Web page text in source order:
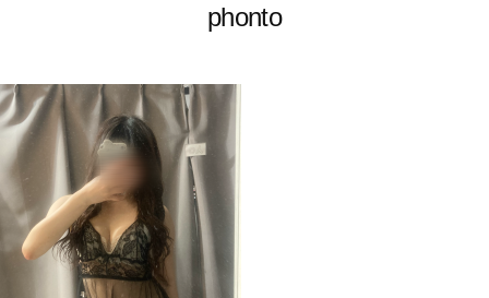
phonto